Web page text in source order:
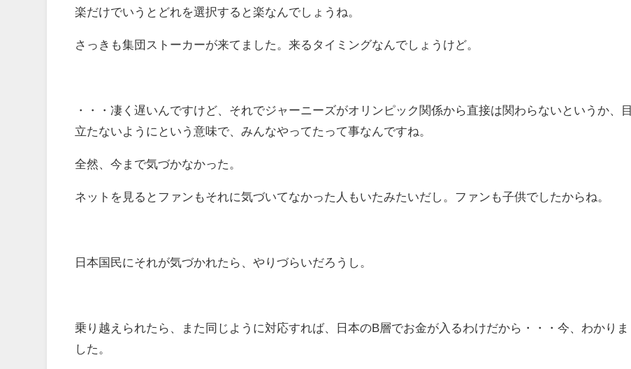
楽だけでいうとどれを選択すると楽なんでしょうね。
さっきも集団ストーカーが来てました。来るタイミングなんでしょうけど。
・・・凄く遅いんですけど、それでジャーニーズがオリンピック関係から直接は関わらないというか、目
立たないようにという意味で、みんなやってたって事なんですね。
全然、今まで気づかなかった。
ネットを見るとファンもそれに気づいてなかった人もいたみたいだし。ファンも子供でしたからね。
日本国民にそれが気づかれたら、やりづらいだろうし。
乗り越えられたら、また同じように対応すれば、日本のB層でお金が入るわけだから・・・今、わかりま
した。